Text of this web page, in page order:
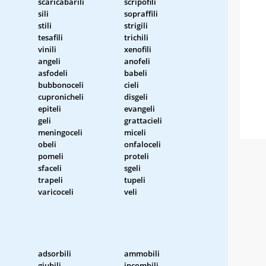
sili
sopraffili
stili
strigili
tesafili
trichili
vinili
xenofili
angeli
anofeli
asfodeli
babeli
bubbonoceli
cieli
cupronicheli
disgeli
epiteli
evangeli
geli
grattacieli
meningoceli
miceli
obeli
onfaloceli
pomeli
proteli
sfaceli
sgeli
trapeli
tupeli
varicoceli
veli
adsorbili
ammobili